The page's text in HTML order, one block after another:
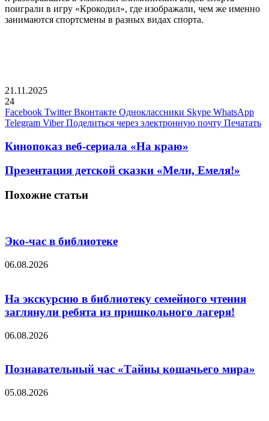
поиграли в игру «Крокодил», где изображали, чем же именно
занимаются спортсмены в разных видах спорта.
21.11.2025
24
Facebook Twitter Вконтакте Одноклассники Skype WhatsApp
Telegram Viber Поделиться через электронную почту Печатать
Кинопоказ веб-сериала «На краю»
Презентация детской сказки «Мели, Емеля!»
Похожие статьи
Эко-час в библиотеке
06.08.2026
На экскурсию в библиотеку семейного чтения
заглянули ребята из пришкольного лагеря!
06.08.2026
Познавательный час «Тайны кошачьего мира»
05.08.2026